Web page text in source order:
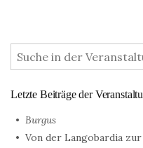
:
Letzte Beiträge der
Burgus
Von der Langobardia